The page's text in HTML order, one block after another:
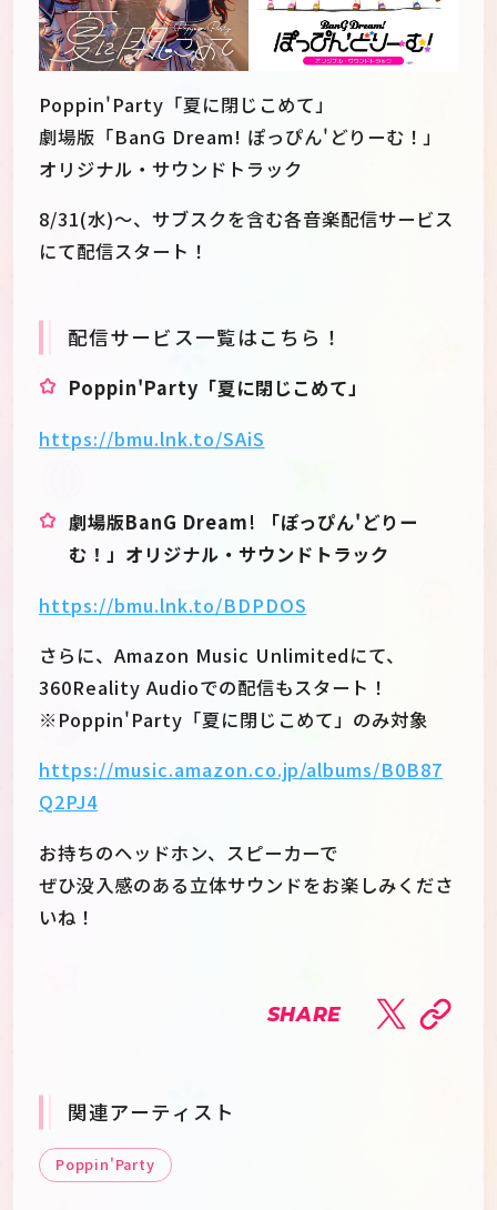
Poppin'Party「夏に閉じこめて」
劇場版「BanG Dream! ぽっぴん'どりーむ！」
オリジナル・サウンドトラック
8/31(水)～、サブスクを含む各音楽配信サービス
にて配信スタート！
配信サービス一覧はこちら！
Poppin'Party「夏に閉じこめて」
https://bmu.lnk.to/SAiS
劇場版BanG Dream! 「ぽっぴん'どりー
む！」オリジナル・サウンドトラック
https://bmu.lnk.to/BDPDOS
さらに、Amazon Music Unlimitedにて、
360Reality Audioでの配信もスタート！
※Poppin'Party「夏に閉じこめて」のみ対象
https://music.amazon.co.jp/albums/B0B87
Q2PJ4
お持ちのヘッドホン、スピーカーで
ぜひ没入感のある立体サウンドをお楽しみくださ
いね！
SHARE
関連アーティスト
Poppin'Party